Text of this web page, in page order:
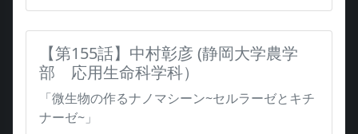
【第155話】中村彰彦 (静岡⼤学農学
部 応⽤⽣命科学科）
「微⽣物の作るナノマシーン~セルラーゼとキチ
ナーゼ~」